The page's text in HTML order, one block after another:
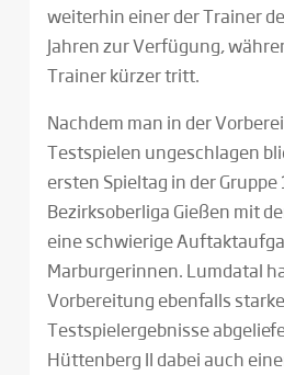
weiterhin einer der Trainer
Jahren zur Verfügung,
Trainer kürzer tritt.
Nachdem man in der
Testspielen ungeschlagen
ersten Spieltag in der Gruppe
Bezirksoberliga Gießen mit
eine schwierige
Marburgerinnen. Lumdatal
Vorbereitung ebenfalls starke
Testspielergebnisse
Hüttenberg II dabei auch